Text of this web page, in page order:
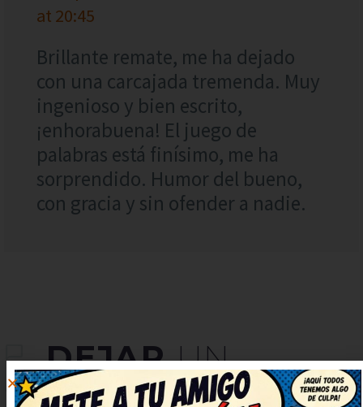
at 20:45
Brillante remate, me ha dejado
con una carcajada tremenda. Muy
ingenioso y bien escrito,
¡enhorabuena! El juego de
palabras está finísimo, me ha
sorprendido. Humor del bueno,
con gracia y sin ofender a nadie.
DEJARUN
COMENTARIO